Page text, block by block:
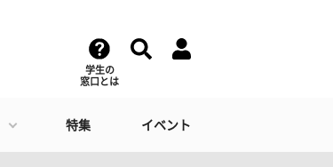
学生の
窓口とは
特集 イベント